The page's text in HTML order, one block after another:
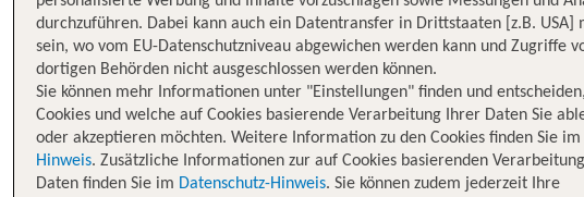
durchzuführen. Dabei kann auch ein Datentransfer in Drittstaaten [z.B. USA]
sein, wo vom EU-Datenschutzniveau abgewichen werden kann und Zugriffe
dortigen Behörden nicht ausgeschlossen werden können.
Sie können mehr Informationen unter "Einstellungen" finden und
Cookies und welche auf Cookies basierende Verarbeitung Ihrer Daten Sie
oder akzeptieren möchten. Weitere Information zu den Cookies finden Sie im
Hinweis. Zusätzliche Informationen zur auf Cookies basierenden
Daten finden Sie im Datenschutz-Hinweis. Sie können zudem jederzeit Ihre